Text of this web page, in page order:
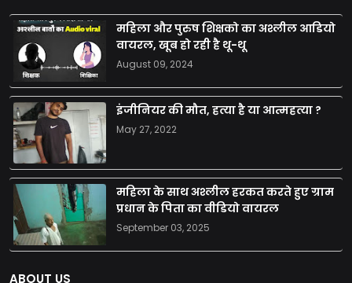
महिला और पुरुष शिक्षको का अश्लील आडियो
वायरल, खूब हो रही है थू-थू
August 09, 2024
इंजीनियर की मौत, हत्या है या आत्महत्या ?
May 27, 2022
महिला के साथ अश्लील हरकत करते हुए ग्राम
प्रधान के पिता का वीडियो वायरल
September 03, 2025
ABOUT US